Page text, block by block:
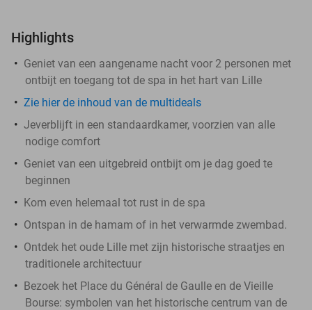
Highlights
Geniet van een aangename nacht voor 2 personen met
ontbijt en toegang tot de spa in het hart van Lille
Zie hier de inhoud van de multideals
Jeverblijft in een standaardkamer, voorzien van alle
nodige comfort
Geniet van een uitgebreid ontbijt om je dag goed te
beginnen
Kom even helemaal tot rust in de spa
Ontspan in de hamam of in het verwarmde zwembad.
Ontdek het oude Lille met zijn historische straatjes en
traditionele architectuur
Bezoek het Place du Général de Gaulle en de Vieille
Bourse: symbolen van het historische centrum van de